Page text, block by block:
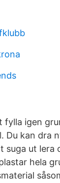
fylla igen
Du kan dra
suga ut lera
hela